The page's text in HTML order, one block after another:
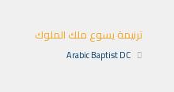
ترنيمة يسوع ملك الملوك
Arabic Baptist DC